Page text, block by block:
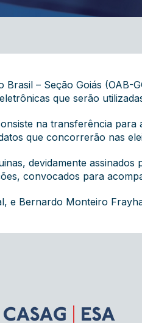
Brasil – Seção Goiás
que serão
na transferência para
que concorrerão nas
devidamente assinados
convocados para
e Bernardo Monteiro